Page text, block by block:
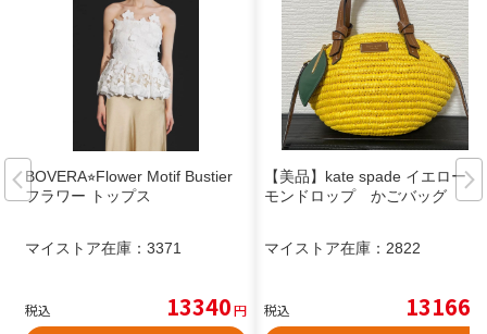
BOVERA⭐︎Flower Motif Bustier
フラワー トップス
マイストア在庫： 3371
税込 13340円
【美品】kate spade イエロー レ
モンドロップ かごバッグ
マイストア在庫： 2822
税込 13166